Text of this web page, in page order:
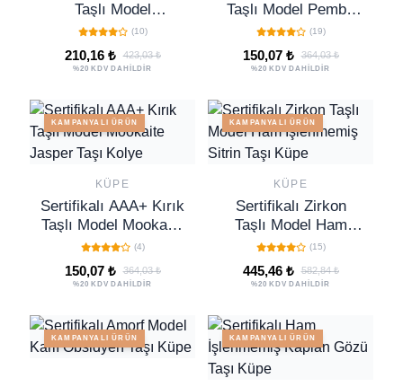
Taşlı Model
Aventurin Taşı Küpe
(10)
210,16 ₺ 423,03 ₺
%20 KDV DAHİLDİR
Taşlı Model Pembe
Kuvars Taşı Kolye -
Açık Renkli
(19)
150,07 ₺ 364,03 ₺
%20 KDV DAHİLDİR
KAMPANYALI ÜRÜN
KÜPE
Sertifikalı AAA+ Kırık
Taşlı Model Mookaite
Jasper Taşı Kolye
(4)
150,07 ₺ 364,03 ₺
%20 KDV DAHİLDİR
KAMPANYALI ÜRÜN
KÜPE
Sertifikalı Zirkon
Taşlı Model Ham
İşlenmemiş Sitrin
Taşı Küpe
(15)
445,46 ₺ 582,84 ₺
%20 KDV DAHİLDİR
KAMPANYALI ÜRÜN KAMPANYALI ÜRÜN